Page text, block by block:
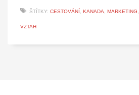
ŠTÍTKY: CESTOVÁNÍ, KANADA, MARKETING,
VZTAH